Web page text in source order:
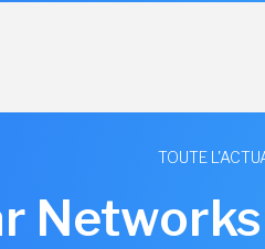
TOUTE